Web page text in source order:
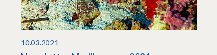
10.03.2021